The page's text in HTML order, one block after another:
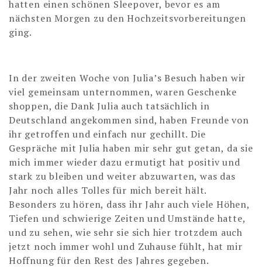
hatten einen schönen Sleepover, bevor es am
nächsten Morgen zu den Hochzeitsvorbereitungen
ging.
In der zweiten Woche von Julia’s Besuch haben wir
viel gemeinsam unternommen, waren Geschenke
shoppen, die Dank Julia auch tatsächlich in
Deutschland angekommen sind, haben Freunde von
ihr getroffen und einfach nur gechillt. Die
Gespräche mit Julia haben mir sehr gut getan, da sie
mich immer wieder dazu ermutigt hat positiv und
stark zu bleiben und weiter abzuwarten, was das
Jahr noch alles Tolles für mich bereit hält.
Besonders zu hören, dass ihr Jahr auch viele Höhen,
Tiefen und schwierige Zeiten und Umstände hatte,
und zu sehen, wie sehr sie sich hier trotzdem auch
jetzt noch immer wohl und Zuhause fühlt, hat mir
Hoffnung für den Rest des Jahres gegeben.